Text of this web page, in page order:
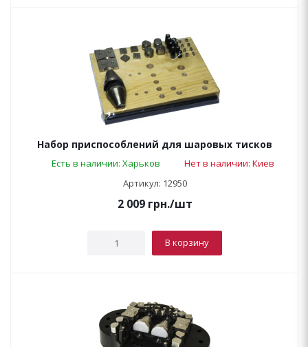
Набор приспособлений для шаровых тисков
Есть в наличии: Харьков
Нет в наличии: Киев
Артикул: 12950
2 009грн./шт
В корзину